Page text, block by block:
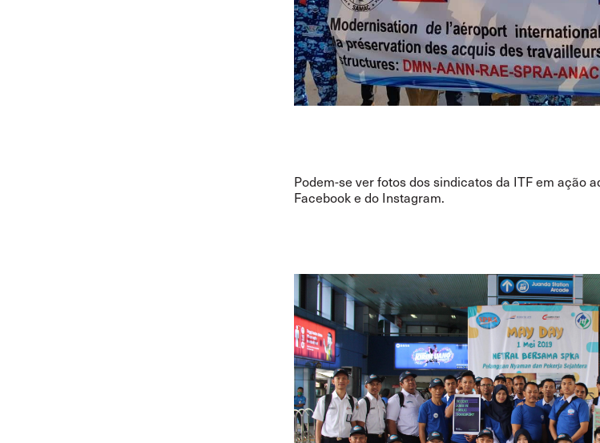
Podem-se ver fotos dos sindicatos da ITF em ação
Facebooke do Instagram.